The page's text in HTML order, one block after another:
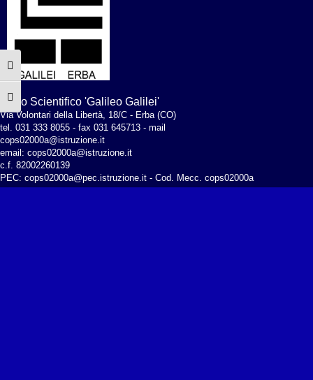
Attiva/disattiva alto contrasto
Attiva/disattiva dimensione testo
Liceo Scientifico 'Galileo Galilei'
Via Volontari della Libertà, 18/C - Erba (CO)
tel. 031 333 8055 - fax 031 645713 - mail
cops02000a@istruzione.it
email: cops02000a@istruzione.it
c.f. 82002260139
PEC: cops02000a@pec.istruzione.it - Cod. Mecc. cops02000a